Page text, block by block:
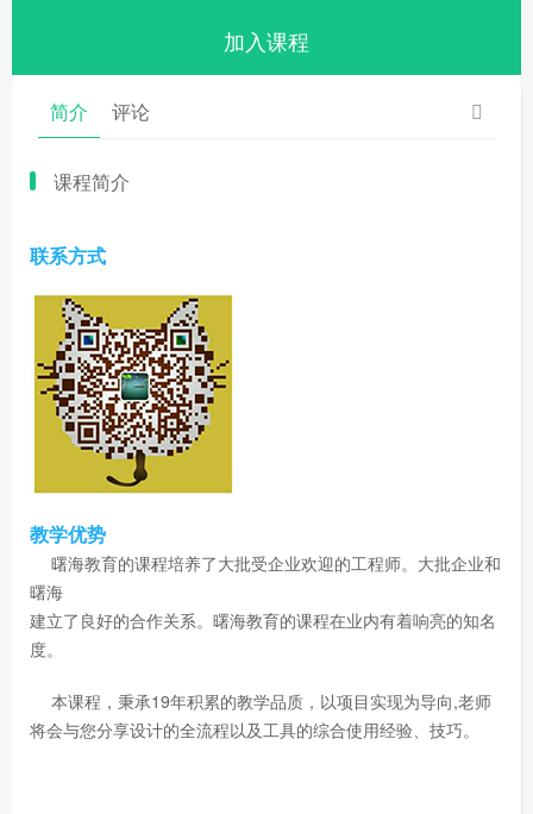
加入课程
简介 评论
课程简介
联系方式
教学优势
曙海教育的课程培养了大批受企业欢迎的工程师。大批企业和
曙海
建立了良好的合作关系。曙海教育的课程在业内有着响亮的知名
度。
本课程，秉承19年积累的教学品质，以项目实现为导向,老师
将会与您分享设计的全流程以及工具的综合使用经验、技巧。